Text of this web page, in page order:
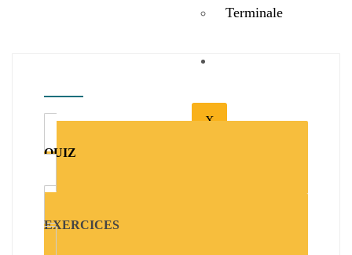
Terminale
X
QUIZ
EXERCICES